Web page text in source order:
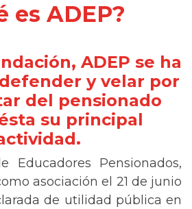
es ADEP?
ADEP se ha
y velar por
del pensionado
su principal
Educadores Pensionados,
asociación el 21 de junio
de utilidad pública en